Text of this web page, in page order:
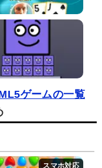
ゲームの一覧